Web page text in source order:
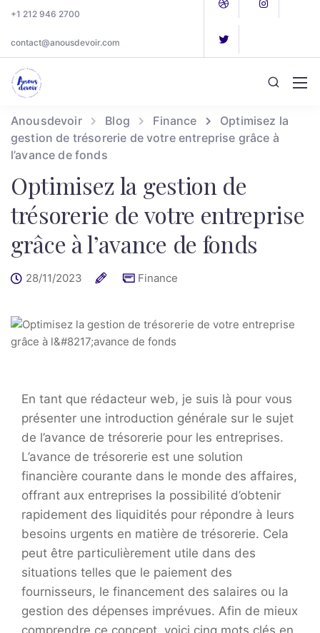
+1 212 946 2700
contact@anousdevoir.com
Anousdevoir Blog Finance
Optimisez la
gestion de trésorerie de votre entreprise grâce à
l’avance de fonds
Optimisez la gestion de
trésorerie de votre entreprise
grâce à l’avance de fonds
28/11/2023 Finance
En tant que rédacteur web, je suis là pour vous
présenter une introduction générale sur le sujet
de l’avance de trésorerie pour les entreprises.
L’avance de trésorerie est une solution
financière courante dans le monde des affaires,
offrant aux entreprises la possibilité d’obtenir
rapidement des liquidités pour répondre à leurs
besoins urgents en matière de trésorerie. Cela
peut être particulièrement utile dans des
situations telles que le paiement des
fournisseurs, le financement des salaires ou la
gestion des dépenses imprévues. Afin de mieux
comprendre ce concept, voici cinq mots clés en